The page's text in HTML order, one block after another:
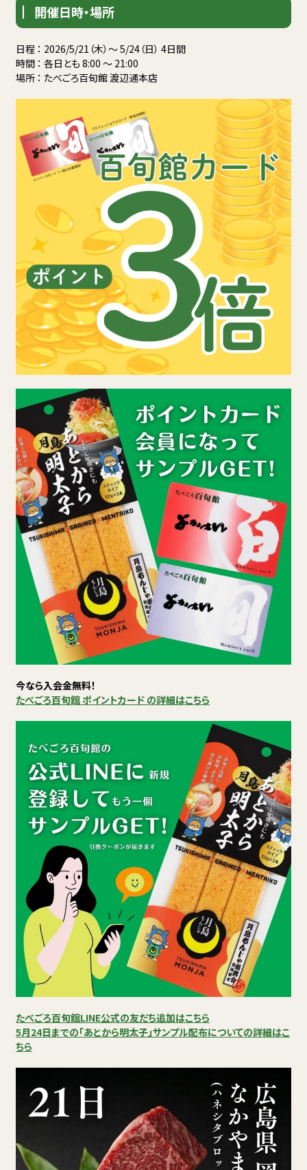
開催日時・場所
日程 ： 2026/5/21（木）〜 5/24（日） 4日間
時間 ： 各日とも 8:00 〜 21:00
場所 ： たべごろ百旬館 渡辺通本店
今なら入会金無料！
たべごろ百旬館 ポイントカード の詳細はこちら
たべごろ百旬館LINE公式の友だち追加はこちら
5月24日までの「あとから明太子」サンプル配布についての詳細はこ
ちら